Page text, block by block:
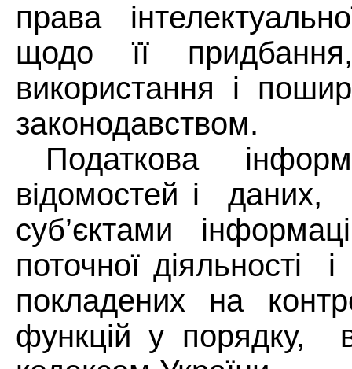
права
щодо її
використання і
законодавством.
Податкова
відомостей і
даних,
суб’єктами
поточної діяльності
і
покладених
на
функцій у порядку,